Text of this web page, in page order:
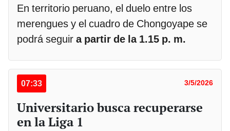
En territorio peruano, el duelo entre los
merengues y el cuadro de Chongoyape se
podrá seguir a partir de la 1.15 p. m.
07:33 3/5/2026
Universitario busca recuperarse
en la Liga 1